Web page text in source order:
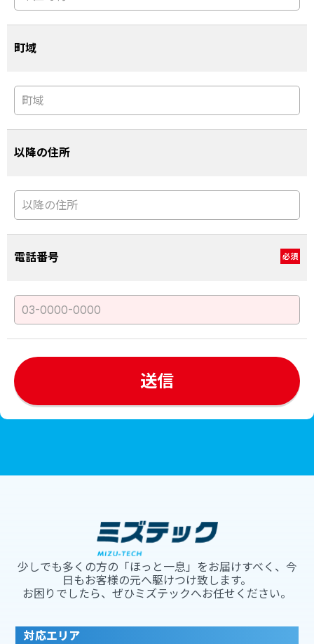
町域
以降の住所
電話番号 必須
少しでも多くの方の「ほっと一息」をお届けすべく、今
日もお客様の元へ駆けつけ致します。
お困りでしたら、ぜひミズテックへお任せください。
対応エリア